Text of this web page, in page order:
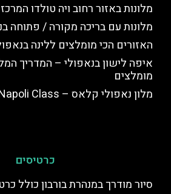
מלונות באזור רחוב ויה טולדו
מלונות עם בריכה מקורה / פתוחה
האזורים הכי מומלצים ללינה
איפה לישון בנאפולי – המדריך
מומלצים
מלון נאפולי קלאס – Napoli Class
כרטיסים
סיור מודרך במנהרת בורבון כולל